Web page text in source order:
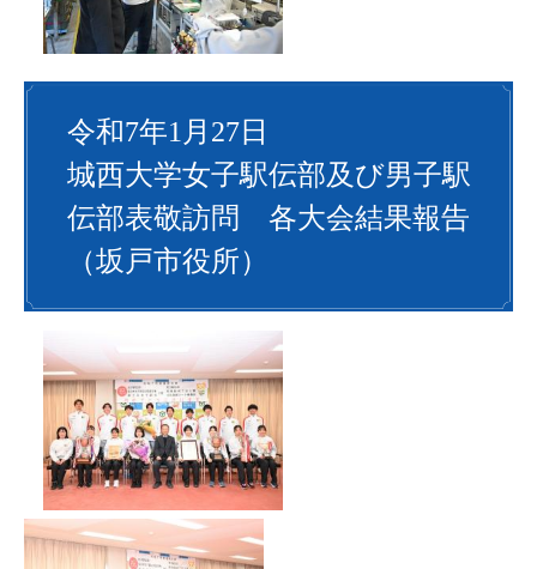
令和7年1月27日
城西大学女子駅伝部及び男子駅
伝部表敬訪問 各大会結果報告
（坂戸市役所）